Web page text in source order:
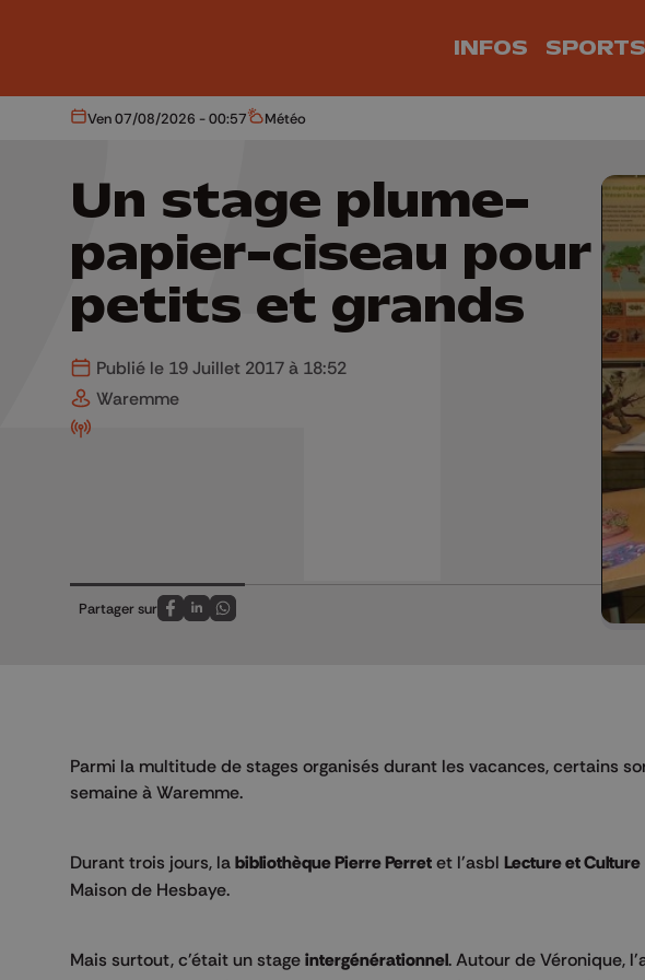
INFOS SPORTS
Aujourd'hui
Ven 07/08/2026 - 00:57 Météo
Météo
Un stage plume-
papier-ciseau pour
petits et grands
Publié le 19 Juillet 2017 à 18:52
Waremme
Partager sur
Partagez sur FaceBook
Partagez sur LinkedIn
Partagez sur Whatsapp
Parmi la multitude de stages organisés durant les vacances, certains
semaine à Waremme.
Durant trois jours, la bibliothèque Pierre Perret et l'asbl Lecture et Culture
Maison de Hesbaye.
Mais surtout, c'était un stage intergénérationnel. Autour de Véronique,